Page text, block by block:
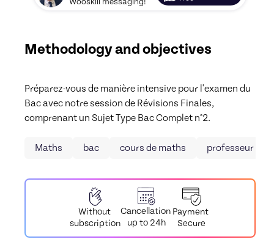
Methodology and objectives
Préparez-vous de manière intensive pour l'examen du
Bac avec notre session de Révisions Finales,
comprenant un Sujet Type Bac Complet n°2.
Maths bac cours de maths professeur de
Without
subscription
Cancellation
up to 24h
Payment
Secure